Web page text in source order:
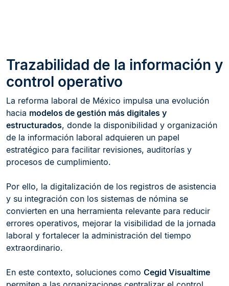
Trazabilidad de la información y
control operativo
La reforma laboral de México impulsa una evolución
hacia modelos de gestión más digitales y
estructurados, donde la disponibilidad y organización
de la información laboral adquieren un papel
estratégico para facilitar revisiones, auditorías y
procesos de cumplimiento.
Por ello, la digitalización de los registros de asistencia
y su integración con los sistemas de nómina se
convierten en una herramienta relevante para reducir
errores operativos, mejorar la visibilidad de la jornada
laboral y fortalecer la administración del tiempo
extraordinario.
En este contexto, soluciones como Cegid Visualtime